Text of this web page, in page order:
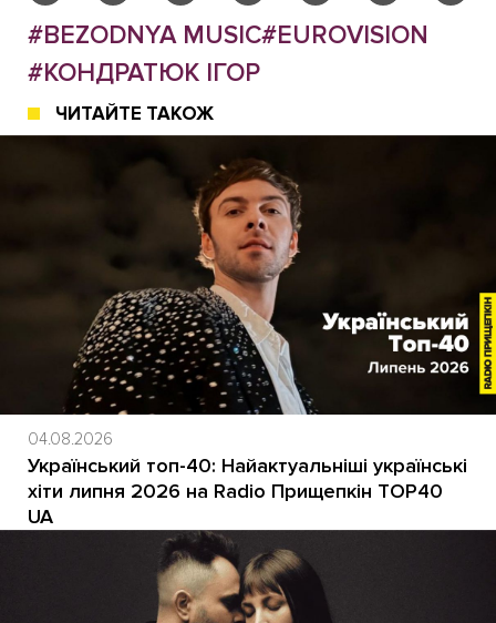
#BEZODNYA MUSIC#EUROVISION
#КОНДРАТЮК ІГОР
ЧИТАЙТЕ ТАКОЖ
04.08.2026
Український топ-40: Найактуальніші українські
хіти липня 2026 на Radio Прищепкін TOP40
UA